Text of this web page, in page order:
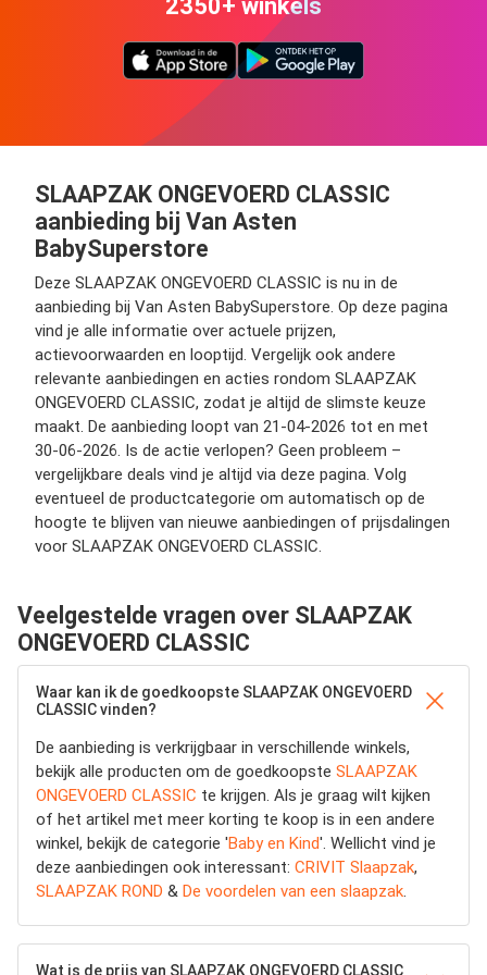
2350+ winkels
SLAAPZAK ONGEVOERD CLASSIC
aanbieding bij Van Asten
BabySuperstore
Deze SLAAPZAK ONGEVOERD CLASSIC is nu in de
aanbieding bij Van Asten BabySuperstore. Op deze pagina
vind je alle informatie over actuele prijzen,
actievoorwaarden en looptijd. Vergelijk ook andere
relevante aanbiedingen en acties rondom SLAAPZAK
ONGEVOERD CLASSIC, zodat je altijd de slimste keuze
maakt. De aanbieding loopt van 21-04-2026 tot en met
30-06-2026. Is de actie verlopen? Geen probleem –
vergelijkbare deals vind je altijd via deze pagina. Volg
eventueel de productcategorie om automatisch op de
hoogte te blijven van nieuwe aanbiedingen of prijsdalingen
voor SLAAPZAK ONGEVOERD CLASSIC.
Veelgestelde vragen over SLAAPZAK
ONGEVOERD CLASSIC
Waar kan ik de goedkoopste SLAAPZAK ONGEVOERD
CLASSIC vinden?
De aanbieding is verkrijgbaar in verschillende winkels,
bekijk alle producten om de goedkoopste SLAAPZAK
ONGEVOERD CLASSIC te krijgen. Als je graag wilt kijken
of het artikel met meer korting te koop is in een andere
winkel, bekijk de categorie 'Baby en Kind'. Wellicht vind je
deze aanbiedingen ook interessant: CRIVIT Slaapzak,
SLAAPZAK ROND & De voordelen van een slaapzak.
Wat is de prijs van SLAAPZAK ONGEVOERD CLASSIC